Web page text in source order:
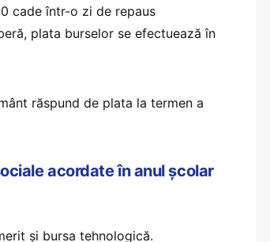
cade într-o zi de repaus
plata burselor se efectuează în
răspund de plata la termen a
acordate în anul școlar
și bursa tehnologică.